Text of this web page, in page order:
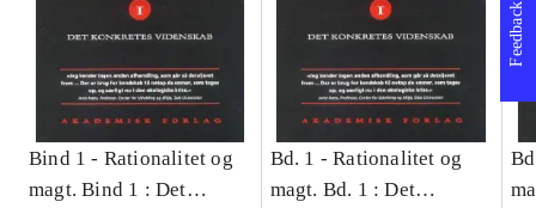
Bind 1 - Rationalitet og
magt. Bind 1 : Det
Bd. 1 -Rationalitet og
magt. Bd. 1 : Det
Feedback